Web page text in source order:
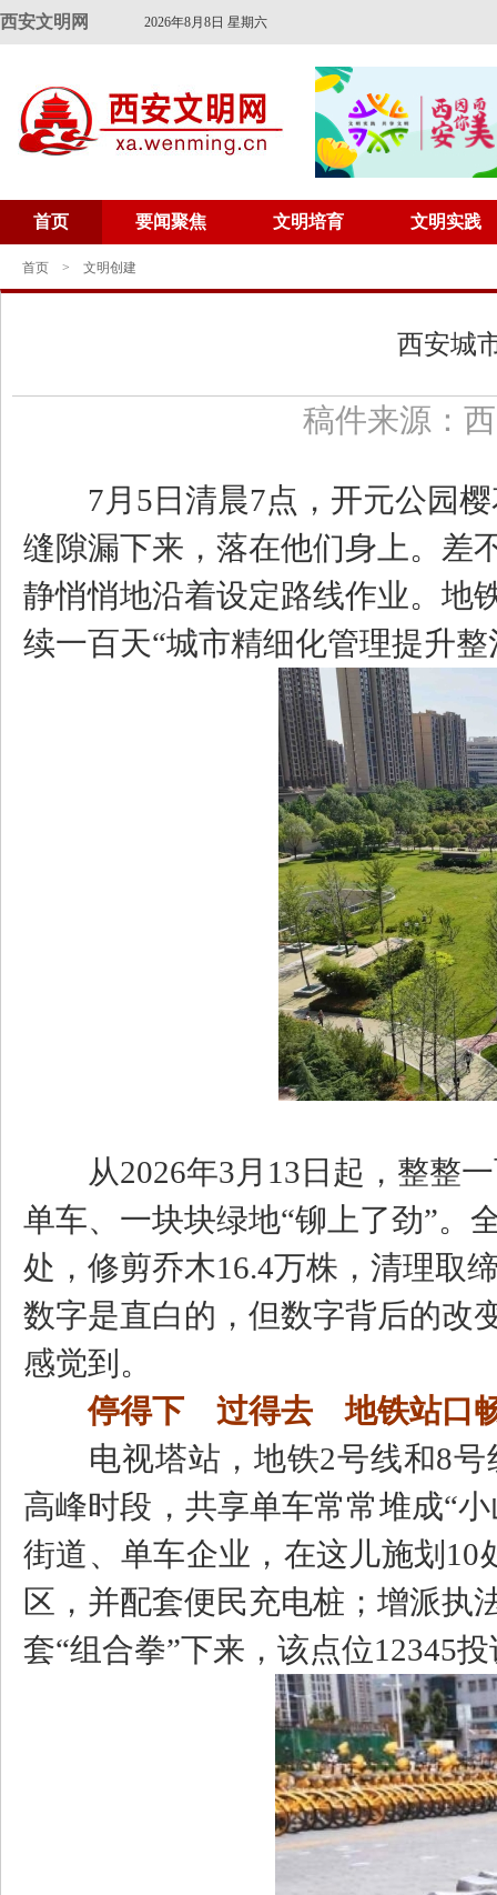
西安文明网 2026年8月8日 星期六
首页 要闻聚焦 文明培育 文明实践
首页 > 文明创建
西安城
稿件来源：
7月5日清晨7点，开元公园樱
缝隙漏下来，落在他们身上。差
静悄悄地沿着设定路线作业。地
续一百天“城市精细化管理提升
从2026年3月13日起，整整一
单车、一块块绿地“铆上了劲”。
处，修剪乔木16.4万株，清理取
数字是直白的，但数字背后的改
感觉到。
停得下 过得去 地铁站口
电视塔站，地铁2号线和8号
高峰时段，共享单车常常堆成“
街道、单车企业，在这儿施划
区，并配套便民充电桩；增派执
套“组合拳”下来，该点位12345